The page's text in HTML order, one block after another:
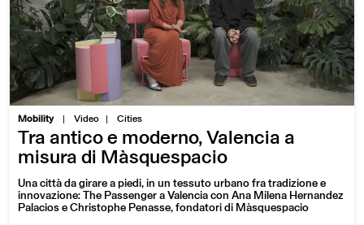
Mobility | Video Cities
Tra antico e moderno, Valencia a
misura di Màsquespacio
Una città da girare a piedi, in un tessuto urbano fra tradizione e
innovazione: The Passenger a Valencia con Ana Milena Hernandez
Palacios e Christophe Penasse, fondatori di Màsquespacio